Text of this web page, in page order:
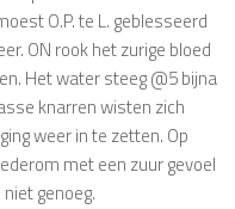
O.P. te L. geblesseerd
ON rook het zurige bloed
Het water steeg @5 bijna
knarren wisten zich
weer in te zetten. Op
met een zuur gevoel
genoeg.